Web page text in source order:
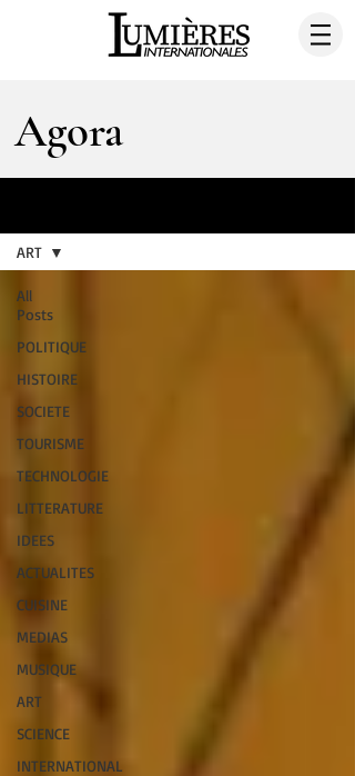
Agora
All
Posts
POLITIQUE
HISTOIRE
SOCIETE
TOURISME
TECHNOLOGIE
LITTERATURE
IDEES
ACTUALITES
CUISINE
MEDIAS
MUSIQUE
ART
SCIENCE
INTERNATIONAL
ART